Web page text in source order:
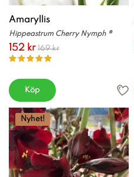
Amaryllis
Hippeastrum Cherry Nymph ®
152 kr 169 kr
Köp
Nyhet!